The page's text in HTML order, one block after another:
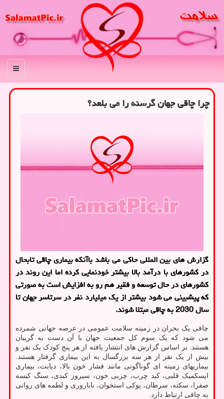
منو
چرا چاقی جهان گرسنه را می بلعد؟
گزارش های بین المللی حاکی می باشد باآنکه بیماری چاقی تابحال
در کشورهای با درآمد بالا بیشتر خودنمایی کرده اما این روند در
کشورهای در حال توسعه و فقیر هم رو به افزایش است به صورتی
که پیشبینی می شود بیشتر از یک میلیارد نفر در سرتاسر جهان تا
سال 2030 به چاقی مبتلا شوند.
چاقی یک بحران در زمینه سلامت عمومی در عرصه جهانی شمرده
می شود که یک سوم کل جمعیت جهان با آن دست به گریبان
هستند. بر اساس گزارش های انتشار یافته از هر پنج کودک یک نفر و
بیش از یک نفر از هر سه بزرگسال به این بیماری گرفتار هستند.
بیماریهای زمینه ای گوناگونی مانند فشار خون بالا، دیابت، بیماری
ایسکمیک قلبی، کبد چرب، چربی خون، سیروز کبدی، سنگ کیسه
صفرا، سکته، سرطان، پوکی استخوان، ناباروری و لطمه های روانی
به چاقی ارتباط دارد.